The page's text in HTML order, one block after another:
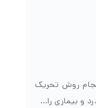
روش تحریک
و بیماری را…